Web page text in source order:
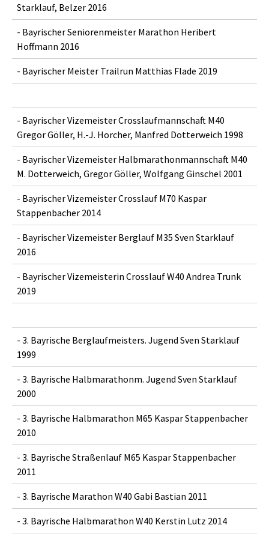
Starklauf, Belzer 2016
- Bayrischer Seniorenmeister Marathon Heribert
Hoffmann 2016
- Bayrischer Meister Trailrun Matthias Flade 2019
- Bayrischer Vizemeister Crosslaufmannschaft M40
Gregor Göller, H.-J. Horcher, Manfred Dotterweich 1998
- Bayrischer Vizemeister Halbmarathonmannschaft M40
M. Dotterweich, Gregor Göller, Wolfgang Ginschel 2001
- Bayrischer Vizemeister Crosslauf M70 Kaspar
Stappenbacher 2014
- Bayrischer Vizemeister Berglauf M35 Sven Starklauf
2016
- Bayrischer Vizemeisterin Crosslauf W40 Andrea Trunk
2019
- 3. Bayrische Berglaufmeisters. Jugend Sven Starklauf
1999
- 3. Bayrische Halbmarathonm. Jugend Sven Starklauf
2000
- 3. Bayrische Halbmarathon M65 Kaspar Stappenbacher
2010
- 3. Bayrische Straßenlauf M65 Kaspar Stappenbacher
2011
- 3. Bayrische Marathon W40 Gabi Bastian 2011
- 3. Bayrische Halbmarathon W40 Kerstin Lutz 2014